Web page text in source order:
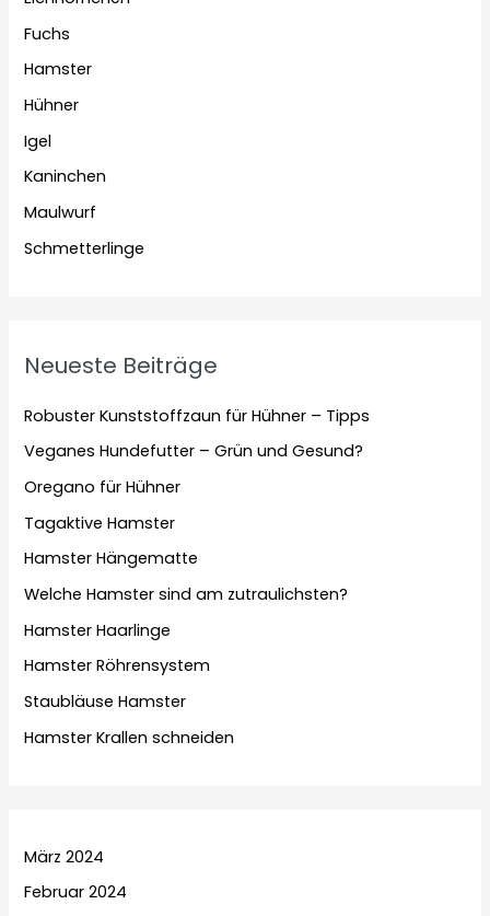
Fuchs
Hamster
Hühner
Igel
Kaninchen
Maulwurf
Schmetterlinge
Neueste Beiträge
Robuster Kunststoffzaun für Hühner – Tipps
Veganes Hundefutter – Grün und Gesund?
Oregano für Hühner
Tagaktive Hamster
Hamster Hängematte
Welche Hamster sind am zutraulichsten?
Hamster Haarlinge
Hamster Röhrensystem
Staubläuse Hamster
Hamster Krallen schneiden
März 2024
Februar 2024